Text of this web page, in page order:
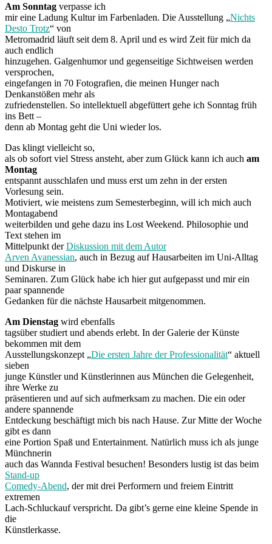
Am Sonntag verpasse ich
mir eine Ladung Kultur im Farbenladen. Die Ausstellung „Nichts
Desto Trotz“ von
Metromadrid läuft seit dem 8. April und es wird Zeit für mich da
auch endlich
hinzugehen. Galgenhumor und gegenseitige Sichtweisen werden
versprochen,
eingefangen in 70 Fotografien, die meinen Hunger nach
Denkanstößen mehr als
zufriedenstellen. So intellektuell abgefüttert gehe ich Sonntag früh
ins Bett –
denn ab Montag geht die Uni wieder los.
Das klingt vielleicht so,
als ob sofort viel Stress ansteht, aber zum Glück kann ich auch am
Montag
entspannt ausschlafen und muss erst um zehn in der ersten
Vorlesung sein.
Motiviert, wie meistens zum Semesterbeginn, will ich mich auch
Montagabend
weiterbilden und gehe dazu ins Lost Weekend. Philosophie und
Text stehen im
Mittelpunkt derDiskussion mit dem Autor
Arven Avanessian, auch in Bezug auf Hausarbeiten im Uni-Alltag
und Diskurse in
Seminaren. Zum Glück habe ich hier gut aufgepasst und mir ein
paar spannende
Gedanken für die nächste Hausarbeit mitgenommen.
Am Dienstag wird ebenfalls
tagsüber studiert und abends erlebt. In der Galerie der Künste
bekommen mit dem
Ausstellungskonzept „Die ersten Jahre der Professionalität“ aktuell
sieben
junge Künstler und Künstlerinnen aus München die Gelegenheit,
ihre Werke zu
präsentieren und auf sich aufmerksam zu machen. Die ein oder
andere spannende
Entdeckung beschäftigt mich bis nach Hause. Zur Mitte der Woche
gibt es dann
eine Portion Spaß und Entertainment. Natürlich muss ich als junge
Münchnerin
auch das Wannda Festival besuchen! Besonders lustig ist das beim
Stand-up
Comedy-Abend, der mit drei Performern und freiem Eintritt
extremen
Lach-Schluckauf verspricht. Da gibt’s gerne eine kleine Spende in
die
Künstlerkasse.